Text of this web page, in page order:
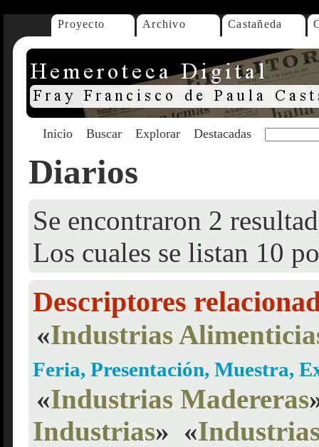
Proyecto Archivo Castañeda
Inicio Buscar Explorar Destacadas
Diarios
Se encontraron 2
Los cuales se listan 10
Descriptores
«Industrias
Feria, Presentación, Muestra,
«Industrias Madereras
Industrias» «